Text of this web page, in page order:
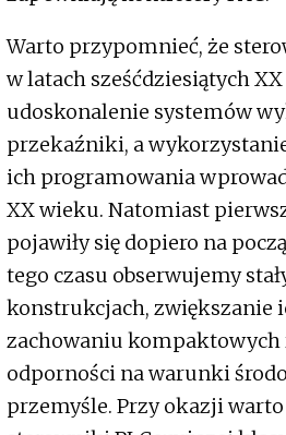
Warto przypomnieć, że
w latach sześćdziesiątych
udoskonalenie systemów
przekaźniki, a
ich programowania
XX wieku. Natomiast
pojawiły się dopiero na
tego czasu obserwujemy
konstrukcjach, zwiększanie
zachowaniu
odporności na warunki
przemyśle. Przy okazji warto